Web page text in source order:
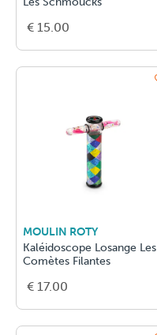
€ 15.00
MOULIN ROTY
Kaléidoscope Losange Les
Comètes Filantes
€ 17.00